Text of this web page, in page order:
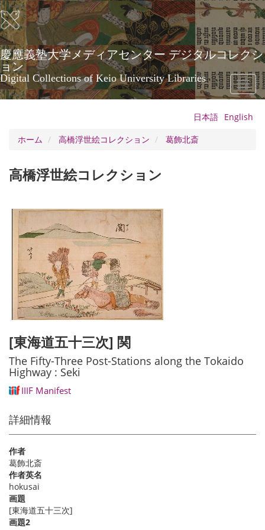
メ
イ
ン
コ
ン
テ
ン
ツ
に
慶應義塾大学メディアセンター デジタルコレクシ
ョン
Digital Collections of Keio University Libraries
Toggle
日本語 English
ホーム
高橋浮世絵コレクション 葛飾北斎
高橋浮世絵コレクション
[東海道五十三次] 関
The Fifty-Three Post-Stations along the Tokaido
Highway : Seki
IIIF Manifest
詳細情報
作者
葛飾北斎
作者英名
hokusai
画題
[東海道五十三次]
画題2